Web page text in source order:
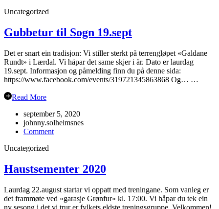
Uncategorized
Gubbetur til Sogn 19.sept
Det er snart ein tradisjon: Vi stiller sterkt på terrengløpet «Galdane
Rundt» i Lærdal. Vi håpar det same skjer i år. Dato er laurdag
19.sept. Informasjon og påmelding finn du på denne sida:
https://www.facebook.com/events/319721345863868 Og… …
Read More
september 5, 2020
johnny.solheimsnes
Commenton
19.sept
Uncategorized
Haustsementer 2020
Laurdag 22.august startar vi oppatt med treningane. Som vanleg er
det frammøte ved «garasje Grønfur» kl. 17:00. Vi håpar du tek ein
ny sesong i det vi trur er fylkets eldste treningsgruppe. Velkommen!